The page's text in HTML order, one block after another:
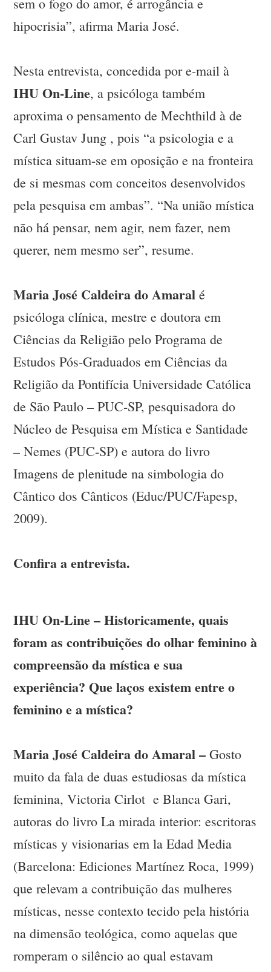
sem o fogo do amor, é arrogância e
hipocrisia”, afirma Maria José.
Nesta entrevista, concedida por e-mail à
IHU On-Line, a psicóloga também
aproxima o pensamento de Mechthild à de
Carl Gustav Jung , pois “a psicologia e a
mística situam-se em oposição e na fronteira
de si mesmas com conceitos desenvolvidos
pela pesquisa em ambas”. “Na união mística
não há pensar, nem agir, nem fazer, nem
querer, nem mesmo ser”, resume.
Maria José Caldeira do Amaral é
psicóloga clínica, mestre e doutora em
Ciências da Religião pelo Programa de
Estudos Pós-Graduados em Ciências da
Religião da Pontifícia Universidade Católica
de São Paulo – PUC-SP, pesquisadora do
Núcleo de Pesquisa em Mística e Santidade
– Nemes (PUC-SP) e autora do livro
Imagens de plenitude na simbologia do
Cântico dos Cânticos (Educ/PUC/Fapesp,
2009).
Confira a entrevista.
IHU On-Line – Historicamente, quais
foram as contribuições do olhar feminino à
compreensão da mística e sua
experiência? Que laços existem entre o
feminino e a mística?
Maria José Caldeira do Amaral – Gosto
muito da fala de duas estudiosas da mística
feminina, Victoria Cirlot e Blanca Gari,
autoras do livro La mirada interior: escritoras
místicas y visionarias em la Edad Media
(Barcelona: Ediciones Martínez Roca, 1999)
que relevam a contribuição das mulheres
místicas, nesse contexto tecido pela história
na dimensão teológica, como aquelas que
romperam o silêncio ao qual estavam